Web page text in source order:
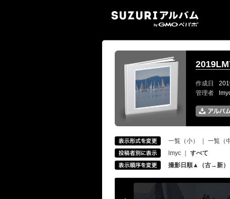
作成日
管理者
一覧（小） 一覧（
lmyc
すべて
撮影日順▲（古→新）